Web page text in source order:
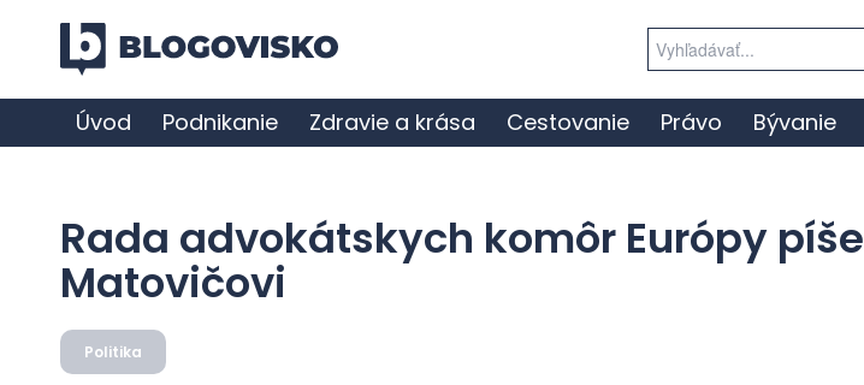
for:
Úvod Podnikanie Zdravie a krása Cestovanie Právo Bývanie
Rada advokátskych komôr Európy píše
Matovičovi
Politika